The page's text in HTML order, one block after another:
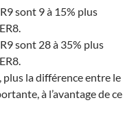
sont 9 à 15% plus
sont 28 à 35% plus
plus la différence entre le
à l’avantage de ce